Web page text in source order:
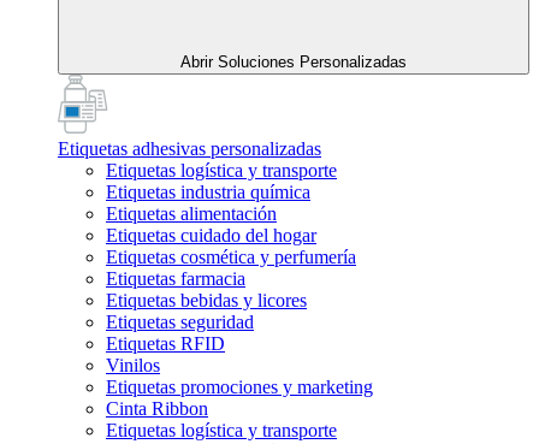
Abrir Soluciones Personalizadas
Etiquetas adhesivas personalizadas
Etiquetas logística y transporte
Etiquetas industria química
Etiquetas alimentación
Etiquetas cuidado del hogar
Etiquetas cosmética y perfumería
Etiquetas farmacia
Etiquetas bebidas y licores
Etiquetas seguridad
Etiquetas RFID
Vinilos
Etiquetas promociones y marketing
Cinta Ribbon
Etiquetas logística y transporte